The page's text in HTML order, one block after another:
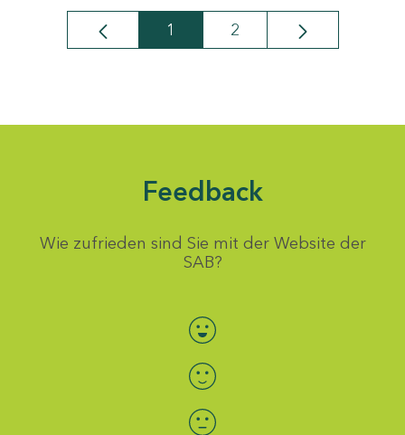
Seite
1 Seite
2
Feedback
Wie zufrieden sind Sie mit der Website der
SAB?
Bewertung auswählen